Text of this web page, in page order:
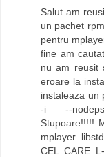
Salut am
un pachet
pentru
fine am
nu am reusit
eroare la
instaleaza un
-i --nodeps
Stupoare!!!!!
mplayer
CEL CARE